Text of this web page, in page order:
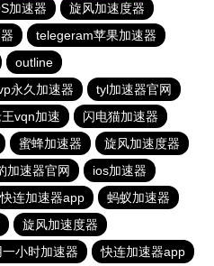
加速器
旋风加速度器
telegeram苹果加速器
outline
永久加速器
tyl加速器官网
vqn加速
闪电猫加速器
蜜蜂加速器
旋风加速度器
加速器官网
ios加速器
快连加速器app
蚂蚁加速器
旋风加速度器
小时加速器 快连加速器app